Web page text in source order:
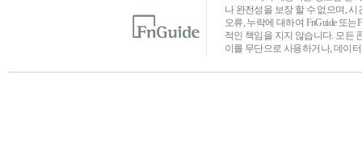
나 완전성을 보장 할 수 없으며,
오류, 누락에 대하여 FnGuide 또
적인 책임을 지지 않습니다. 모든
이를 무단으로 사용하거나, 데이